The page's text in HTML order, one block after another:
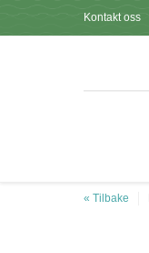
Kontakt oss
« Tilbake